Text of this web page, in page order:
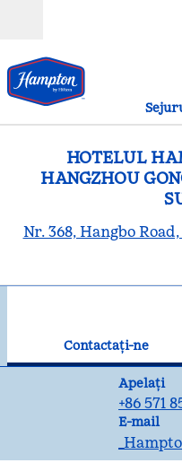
HOTELUL
HANGZHOU
Nr. 368, Hangbo
Contactaţi-ne
Apelați
Apelare
+86 571
E-mail
E-